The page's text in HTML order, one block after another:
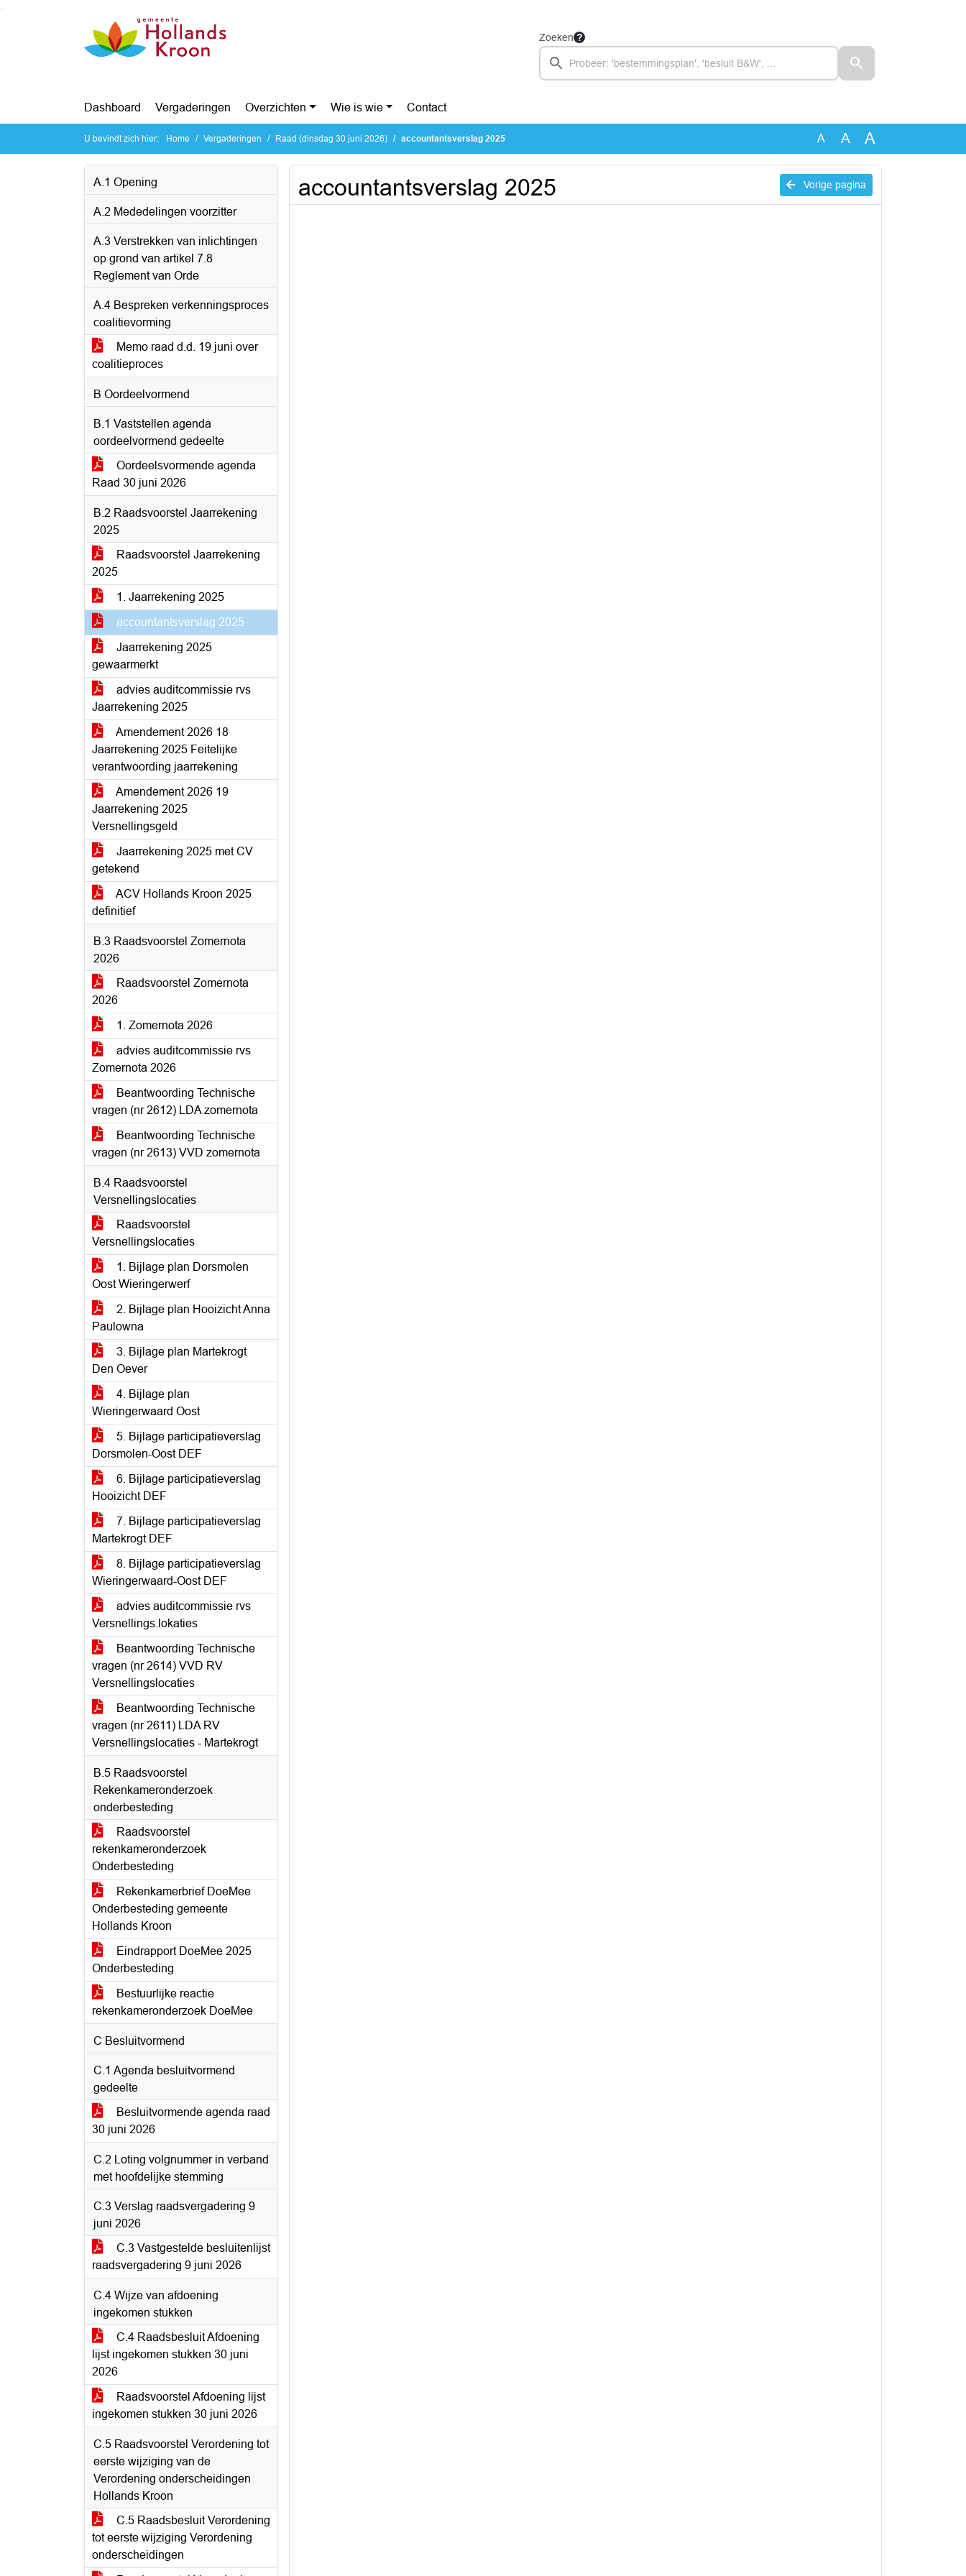
Ga naar de inhoud van deze pagina
Zoeken
Dashboard Vergaderingen Overzichten Wie is wie Contact
U bevindt zich hier: Home Vergaderingen Raad (dinsdag 30 juni 2026) accountantsverslag 2025 A A A
A.1 Opening
A.2 Mededelingen voorzitter
A.3 Verstrekken van inlichtingen
op grond van artikel 7.8
Reglement van Orde
A.4 Bespreken verkenningsproces
coalitievorming
Memo raad d.d. 19 juni over
coalitieproces
B Oordeelvormend
B.1 Vaststellen agenda
oordeelvormend gedeelte
Oordeelsvormende agenda
Raad 30 juni 2026
B.2 Raadsvoorstel Jaarrekening
2025
Raadsvoorstel Jaarrekening
2025
1. Jaarrekening 2025
accountantsverslag 2025
Jaarrekening 2025
gewaarmerkt
advies auditcommissie rvs
Jaarrekening 2025
Amendement 2026 18
Jaarrekening 2025 Feitelijke
verantwoording jaarrekening
Amendement 2026 19
Jaarrekening 2025
Versnellingsgeld
Jaarrekening 2025 met CV
getekend
ACV Hollands Kroon 2025
definitief
B.3 Raadsvoorstel Zomernota
2026
Raadsvoorstel Zomernota
2026
1. Zomernota 2026
advies auditcommissie rvs
Zomernota 2026
Beantwoording Technische
vragen (nr 2612) LDA zomernota
Beantwoording Technische
vragen (nr 2613) VVD zomernota
B.4 Raadsvoorstel
Versnellingslocaties
Raadsvoorstel
Versnellingslocaties
1. Bijlage plan Dorsmolen
Oost Wieringerwerf
2. Bijlage plan Hooizicht Anna
Paulowna
3. Bijlage plan Martekrogt
Den Oever
4. Bijlage plan
Wieringerwaard Oost
5. Bijlage participatieverslag
Dorsmolen-Oost DEF
6. Bijlage participatieverslag
Hooizicht DEF
7. Bijlage participatieverslag
Martekrogt DEF
8. Bijlage participatieverslag
Wieringerwaard-Oost DEF
advies auditcommissie rvs
Versnellings.lokaties
Beantwoording Technische
vragen (nr 2614) VVD RV
Versnellingslocaties
Beantwoording Technische
vragen (nr 2611) LDA RV
Versnellingslocaties - Martekrogt
B.5 Raadsvoorstel
Rekenkameronderzoek
onderbesteding
Raadsvoorstel
rekenkameronderzoek
Onderbesteding
Rekenkamerbrief DoeMee
Onderbesteding gemeente
Hollands Kroon
Eindrapport DoeMee 2025
Onderbesteding
Bestuurlijke reactie
rekenkameronderzoek DoeMee
C Besluitvormend
C.1 Agenda besluitvormend
gedeelte
Besluitvormende agenda raad
30 juni 2026
C.2 Loting volgnummer in verband
met hoofdelijke stemming
C.3 Verslag raadsvergadering 9
juni 2026
C.3 Vastgestelde besluitenlijst
raadsvergadering 9 juni 2026
C.4 Wijze van afdoening
ingekomen stukken
C.4 Raadsbesluit Afdoening
lijst ingekomen stukken 30 juni
2026
Raadsvoorstel Afdoening lijst
ingekomen stukken 30 juni 2026
C.5 Raadsvoorstel Verordening tot
eerste wijziging van de
Verordening onderscheidingen
Hollands Kroon
C.5 Raadsbesluit Verordening
tot eerste wijziging Verordening
onderscheidingen
Vorige pagina
accountantsverslag 2025